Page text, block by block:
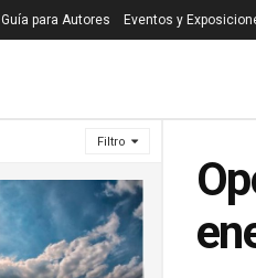
Filtro
Guía para Autores Eventos y